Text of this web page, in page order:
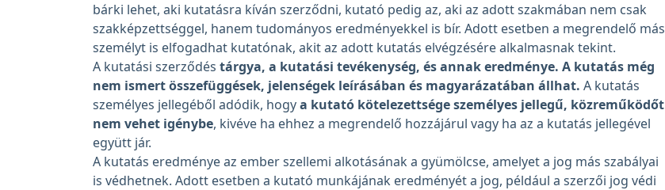
bárki lehet, aki kutatásra kíván szerződni, kutató pedig az, aki az adott szakmában nem csak
szakképzettséggel, hanem tudományos eredményekkel is bír. Adott esetben a megrendelő más
személyt is elfogadhat kutatónak, akit az adott kutatás elvégzésére alkalmasnak tekint.
A kutatási szerződés tárgya, a kutatási tevékenység, és annak eredménye. A kutatás még
nem ismert összefüggések, jelenségek leírásában és magyarázatában állhat. A kutatás
személyes jellegéből adódik, hogya kutató kötelezettsége személyes jellegű, közreműködőt
nem vehet igénybe, kivéve ha ehhez a megrendelő hozzájárul vagy ha az a kutatás jellegével
együtt jár.
A kutatás eredménye az ember szellemi alkotásának a gyümölcse, amelyet a jog más szabályai
is védhetnek. Adott esetben a kutató munkájának eredményét a jog, például a szerzői jog védi